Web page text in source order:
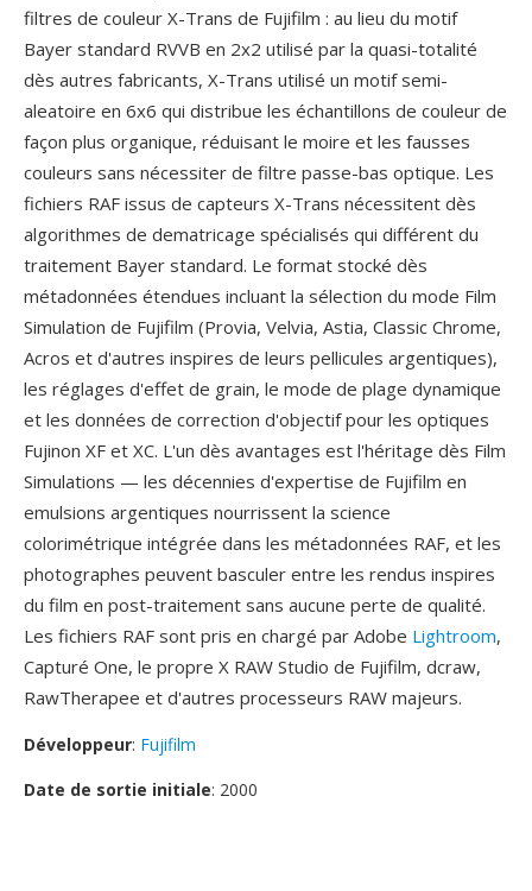
filtres de couleur X-Trans de Fujifilm : au lieu du motif
Bayer standard RVVB en 2x2 utilisé par la quasi-totalité
dès autres fabricants, X-Trans utilisé un motif semi-
aleatoire en 6x6 qui distribue les échantillons de couleur de
façon plus organique, réduisant le moire et les fausses
couleurs sans nécessiter de filtre passe-bas optique. Les
fichiers RAF issus de capteurs X-Trans nécessitent dès
algorithmes de dematricage spécialisés qui différent du
traitement Bayer standard. Le format stocké dès
métadonnées étendues incluant la sélection du mode Film
Simulation de Fujifilm (Provia, Velvia, Astia, Classic Chrome,
Acros et d'autres inspires de leurs pellicules argentiques),
les réglages d'effet de grain, le mode de plage dynamique
et les données de correction d'objectif pour les optiques
Fujinon XF et XC. L'un dès avantages est l'héritage dès Film
Simulations — les décennies d'expertise de Fujifilm en
emulsions argentiques nourrissent la science
colorimétrique intégrée dans les métadonnées RAF, et les
photographes peuvent basculer entre les rendus inspires
du film en post-traitement sans aucune perte de qualité.
Les fichiers RAF sont pris en chargé par Adobe Lightroom,
Capturé One, le propre X RAW Studio de Fujifilm, dcraw,
RawTherapee et d'autres processeurs RAW majeurs.
Développeur: Fujifilm
Date de sortie initiale: 2000